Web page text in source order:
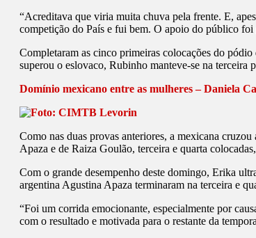
“Acreditava que viria muita chuva pela frente. E,
competição do País e fui bem. O apoio do público
Completaram as cinco primeiras colocações do
superou o eslovaco, Rubinho manteve-se na
Domínio mexicano entre as mulheres – Daniela
Como nas duas provas anteriores, a mexicana
Apaza e de Raiza Goulão, terceira e quarta
Com o grande desempenho deste domingo, Erika
argentina Agustina Apaza terminaram na terceira e
“Foi um corrida emocionante, especialmente por
com o resultado e motivada para o restante da